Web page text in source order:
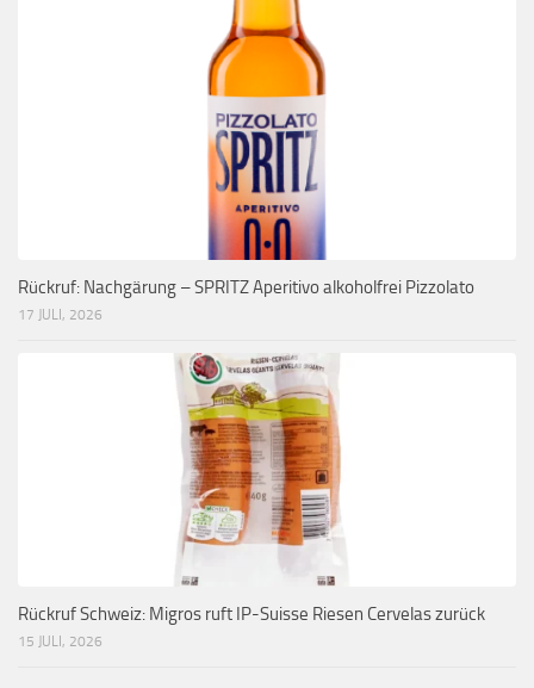
Rückruf: Nachgärung – SPRITZ Aperitivo alkoholfrei Pizzolato
17 JULI, 2026
Rückruf Schweiz: Migros ruft IP-Suisse Riesen Cervelas zurück
15 JULI, 2026